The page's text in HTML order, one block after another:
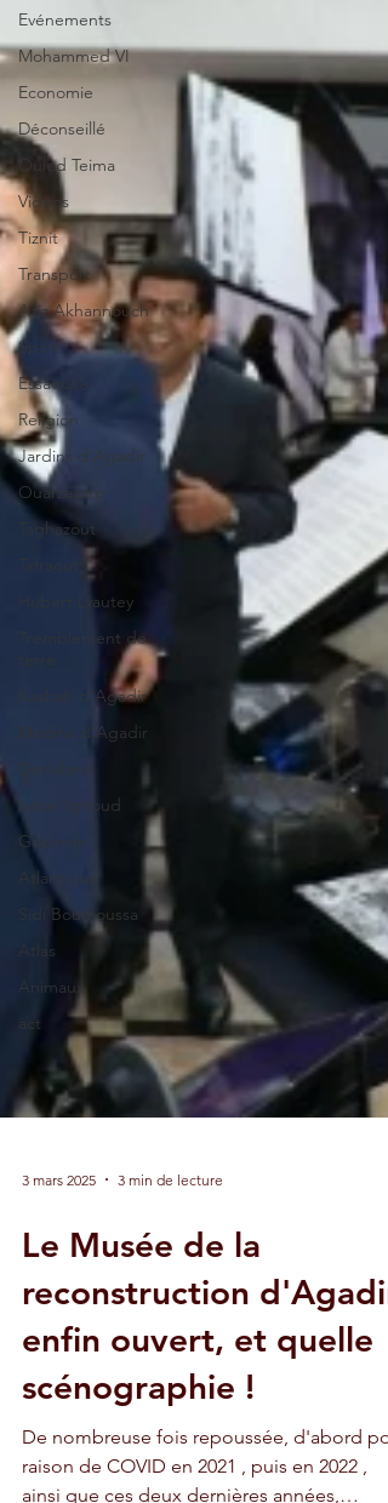
Evénements
Mohammed VI
Economie
Déconseillé
Ouled Teima
Vidéos
Tiznit
Transport
Aziz Akhannouch
Sport
Essaouira
Religion
Jardins d'Agadir
Ouarzazate
Taghazout
Hubert Lyautey
Tremblement de
Kasbah d'Agadir
Médina d'Agadir
Danialand
Jebel Ighoud
Guelmim
Atlantique
Sidi Boumoussa
Atlas
Animaux
act
3 mars 2025 3 min de lecture
Le Musée de la
reconstruction d'Agadir
enfin ouvert, et quelle
scénographie !
De nombreuse fois repoussée, d'abord